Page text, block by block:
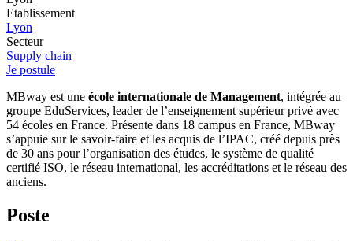
Etablissement
Lyon
Secteur
Supply chain
Je postule
MBway est une école internationale de Management, intégrée au
groupe EduServices, leader de l’enseignement supérieur privé avec
54 écoles en France. Présente dans 18 campus en France, MBway
s’appuie sur le savoir-faire et les acquis de l’IPAC, créé depuis près
de 30 ans pour l’organisation des études, le système de qualité
certifié ISO, le réseau international, les accréditations et le réseau des
anciens.
Poste